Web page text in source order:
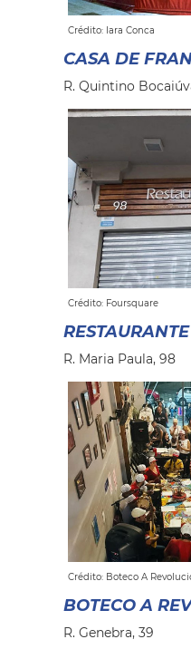
Crédito: Iara Conca
CASA DE
R. Quintino
Crédito: Foursquare
R. Maria Paula, 98
Crédito: Boteco A
BOTECO A
R. Genebra, 39